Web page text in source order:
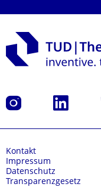
Instagram LinkedIn
Kontakt
Impressum
Datenschutz
Transparenzgesetz